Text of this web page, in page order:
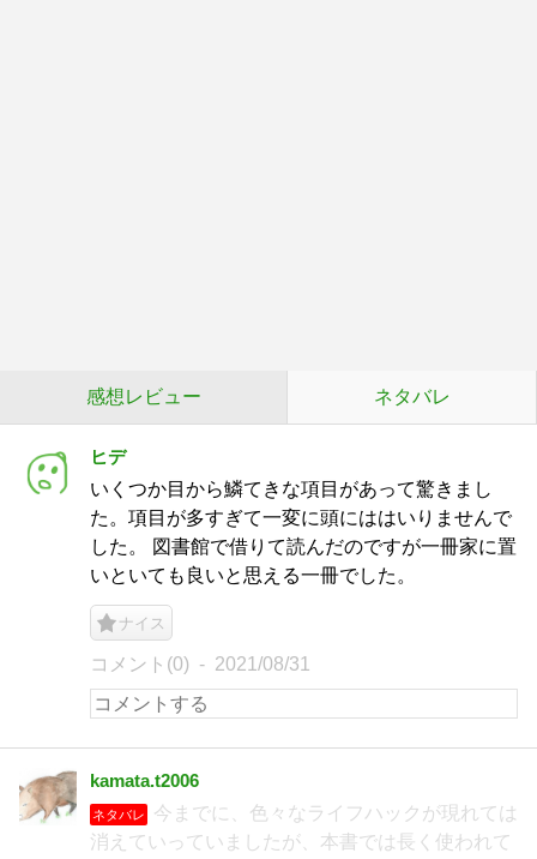
感想レビュー ネタバレ
ヒデ
いくつか目から鱗てきな項目があって驚きまし
た。項目が多すぎて一変に頭にははいりませんで
した。 図書館で借りて読んだのですが一冊家に置
いといても良いと思える一冊でした。
ナイス
コメント(0) 2021/08/31
kamata.t2006
ネタバレ
今までに、色々なライフハックが現れては
消えていっていましたが、本書では長く使われて